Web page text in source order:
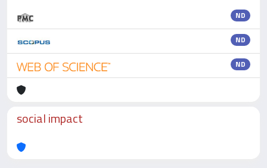
ND
ND
ND
social impact